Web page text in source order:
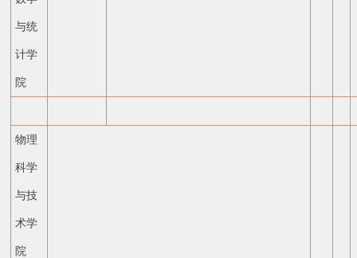
与统
计学
院
物理
科学
与技
术学
院